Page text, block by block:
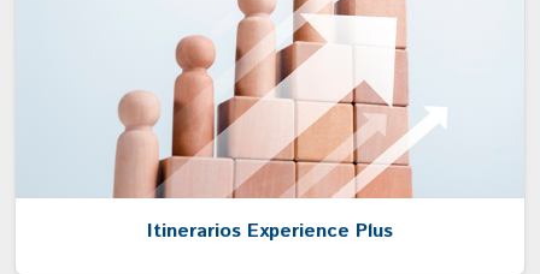
Itinerarios Experience Plus